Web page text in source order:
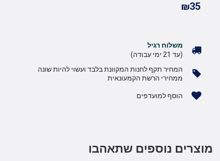
₪35
משלוח רגיל
(עד 21 ימי עבודה)
המחיר תקף לחנות המקוונת בלבד ועשוי להיות שונה
ממחירי הרשת הקמעונאית
הוסף למועדפים
מוצרים נוספים שתאהבו